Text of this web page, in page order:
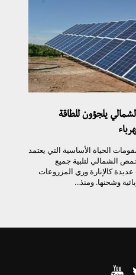
يلجؤون للطاقة
الحياة الأساسية التي يعتمد
الشمالي لتلبية جميع
كالإنارة وري المزروعات
وشحنها. ومنذ...